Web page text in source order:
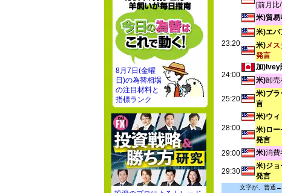
[前月比
米)貿易
23:20
米)エバ
米)メ
発言
24:00
加)Ivey
米)卸売
25:20
米)ブラ
言
28:00
米)ウィ
米)ロー
発言
29:00 米)消費
29:30
米)ジョ
発言
文字が、普通→
8月7日(金曜
日)の為替相場
の注目材料と
指標ランク